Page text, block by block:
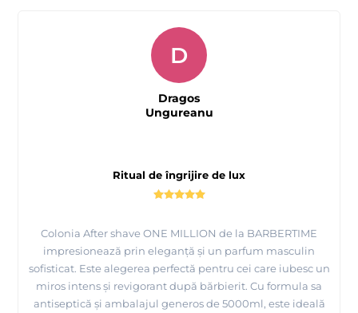
Ritual de îngrijire de lux
Colonia After shave ONE MILLION de la BARBERTIME
impresionează prin eleganță și un parfum masculin
sofisticat. Este alegerea perfectă pentru cei care iubesc un
miros intens și revigorant după bărbierit. Cu formula sa
antiseptică și ambalajul generos de 5000ml, este ideală
D
Dragos
Ungureanu